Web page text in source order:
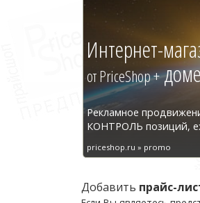
Интернет-
от PriceShop +
Рекламное
КОНТРОЛЬ позиций,
priceshop.ru » promo
Добавить прайс-